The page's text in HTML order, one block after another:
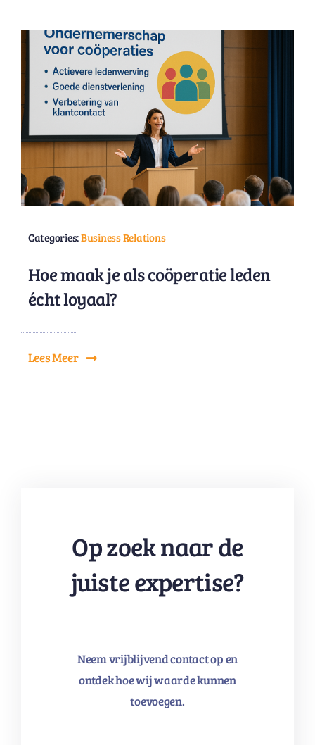
Categories:Business Relations
Hoe maak je als coöperatie leden
écht loyaal?
Lees Meer
Op zoek naar de
juiste expertise?
Neem vrijblijvend contact op en
ontdek hoe wij waarde kunnen
toevoegen.